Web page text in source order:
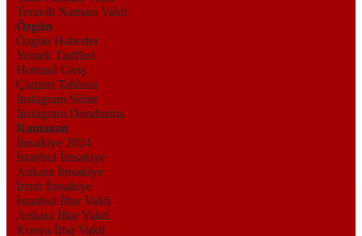
Teravih Namazı Vakti
Özgün
Özgün Haberler
Yemek Tarifleri
Hotmail Giriş
Çarpım Tablosu
Instagram Silme
Instagram Dondurma
Ramazan
İmsakiye 2024
İstanbul İmsakiye
Ankara İmsakiye
İzmir İmsakiye
İstanbul İftar Vakti
Ankara İftar Vakti
Konya İftar Vakti